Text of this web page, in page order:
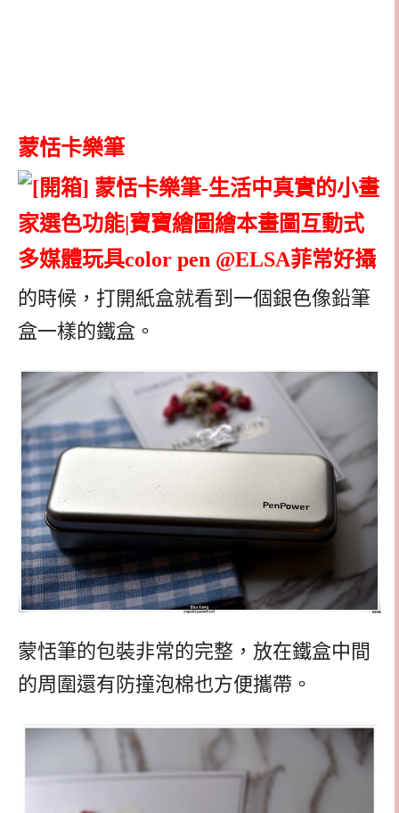
蒙恬卡樂筆
的時候，打開紙盒就看到一個銀色像鉛筆
盒一樣的鐵盒。
蒙恬筆的包裝非常的完整，放在鐵盒中間
的周圍還有防撞泡棉也方便攜帶。